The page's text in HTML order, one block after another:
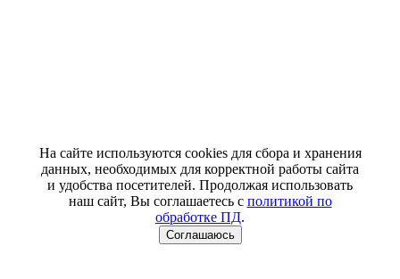
На сайте используются cookies для сбора и хранения
данных, необходимых для корректной работы сайта
и удобства посетителей. Продолжая использовать
наш сайт, Вы соглашаетесь с политикой по
обработке ПД.
Соглашаюсь